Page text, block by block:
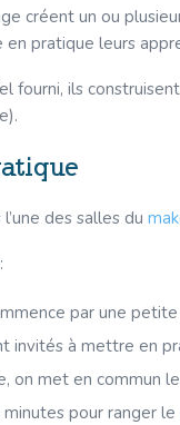
créent un ou
pratique leurs
fourni, ils
des salles du
par une
invités à mettre en
on met en commun
pour ranger